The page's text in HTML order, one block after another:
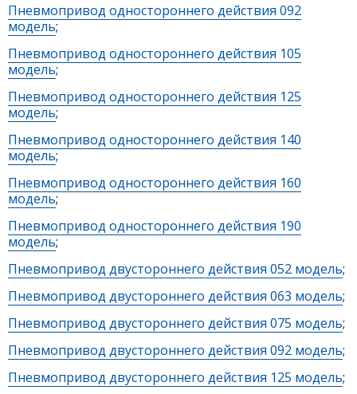
Пневмопривод одностороннего действия 092
модель;
Пневмопривод одностороннего действия 105
модель;
Пневмопривод одностороннего действия 125
модель;
Пневмопривод одностороннего действия 140
модель;
Пневмопривод одностороннего действия 160
модель;
Пневмопривод одностороннего действия 190
модель;
Пневмопривод двустороннего действия 052 модель;
Пневмопривод двустороннего действия 063 модель;
Пневмопривод двустороннего действия 075 модель;
Пневмопривод двустороннего действия 092 модель;
Пневмопривод двустороннего действия 125 модель;